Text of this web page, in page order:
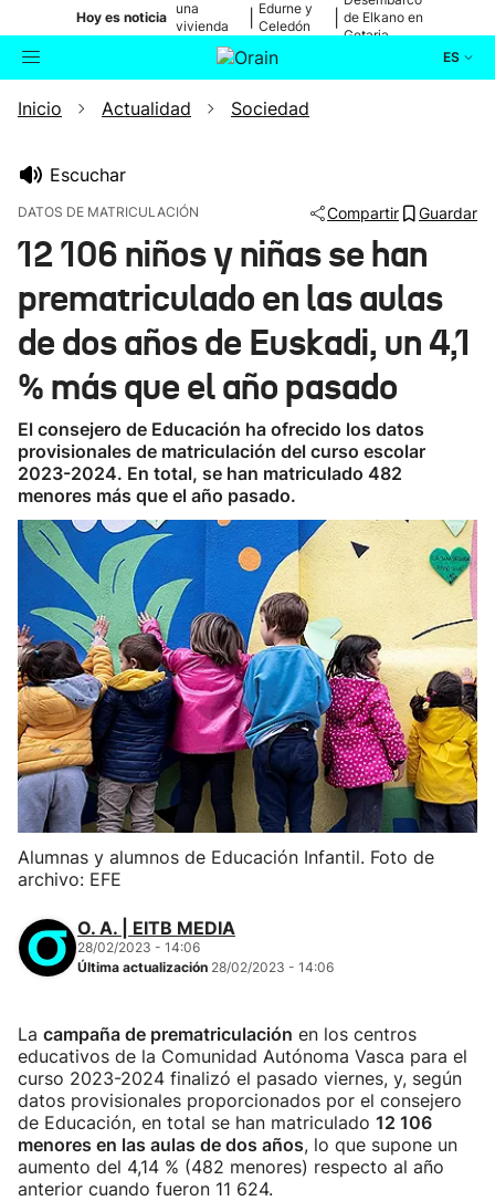
Hoy es noticia
una
vivienda
de Bilbao
Edurne y
Celedón
de Elkano en
Getaria
ES
Buscador Actualidad
Ikusmiran
Eguraldia
Inicio Actualidad Sociedad
Escuchar
DATOS DE MATRICULACIÓN Compartir Guardar
12 106 niños y niñas se han
prematriculado en las aulas
de dos años de Euskadi, un 4,1
% más que el año pasado
El consejero de Educación ha ofrecido los datos
provisionales de matriculación del curso escolar
2023-2024. En total, se han matriculado 482
menores más que el año pasado.
Alumnas y alumnos de Educación Infantil. Foto de
archivo: EFE
O. A. | EITB MEDIA
28/02/2023 - 14:06
Última actualización 28/02/2023 - 14:06
La campaña de prematriculación en los centros
educativos de la Comunidad Autónoma Vasca para el
curso 2023-2024 finalizó el pasado viernes, y, según
datos provisionales proporcionados por el consejero
de Educación, en total se han matriculado 12 106
menores en las aulas de dos años, lo que supone un
aumento del 4,14 % (482 menores) respecto al año
anterior cuando fueron 11 624.